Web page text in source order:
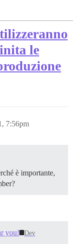
le
7:56pm
è importante,
you! Dev